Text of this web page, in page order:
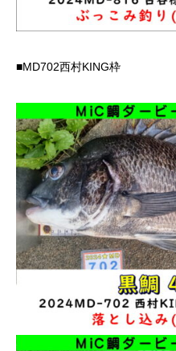
■MD702西村KING枠